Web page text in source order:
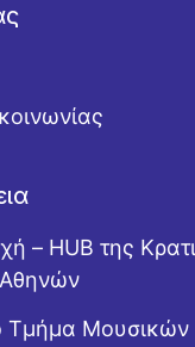
– HUB της
Τμήμα Μουσικών